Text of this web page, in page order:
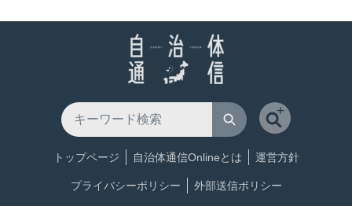
トップページ 自治体通信Onlineとは 運営方針
プライバシーポリシー 外部送信ポリシー